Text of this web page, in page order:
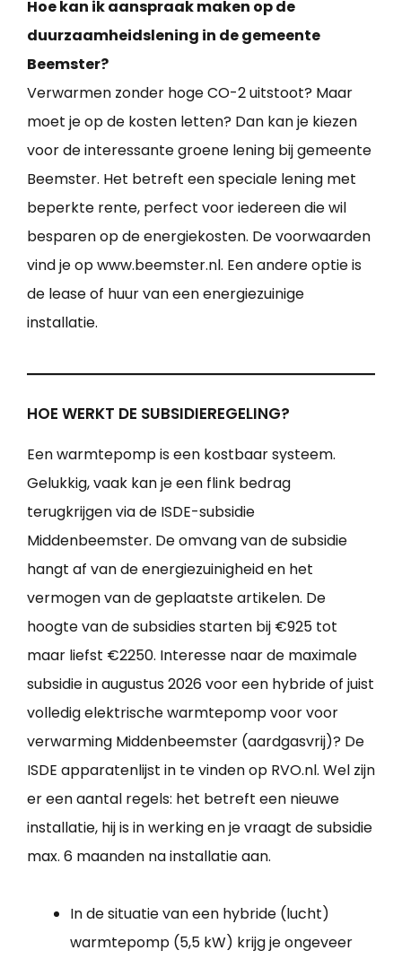
Hoe kan ik aanspraak maken op de
duurzaamheidslening in de gemeente
Beemster?
Verwarmen zonder hoge CO-2 uitstoot? Maar
moet je op de kosten letten? Dan kan je kiezen
voor de interessante groene lening bij gemeente
Beemster. Het betreft een speciale lening met
beperkte rente, perfect voor iedereen die wil
besparen op de energiekosten. De voorwaarden
vind je op www.beemster.nl. Een andere optie is
de lease of huur van een energiezuinige
installatie.
HOE WERKT DE SUBSIDIEREGELING?
Een warmtepomp is een kostbaar systeem.
Gelukkig, vaak kan je een flink bedrag
terugkrijgen via de ISDE-subsidie
Middenbeemster. De omvang van de subsidie
hangt af van de energiezuinigheid en het
vermogen van de geplaatste artikelen. De
hoogte van de subsidies starten bij €925 tot
maar liefst €2250. Interesse naar de maximale
subsidie in augustus 2026 voor een hybride of juist
volledig elektrische warmtepomp voor voor
verwarming Middenbeemster (aardgasvrij)? De
ISDE apparatenlijst in te vinden op RVO.nl. Wel zijn
er een aantal regels: het betreft een nieuwe
installatie, hij is in werking en je vraagt de subsidie
max. 6 maanden na installatie aan.
In de situatie van een hybride (lucht)
warmtepomp (5,5 kW) krijg je ongeveer